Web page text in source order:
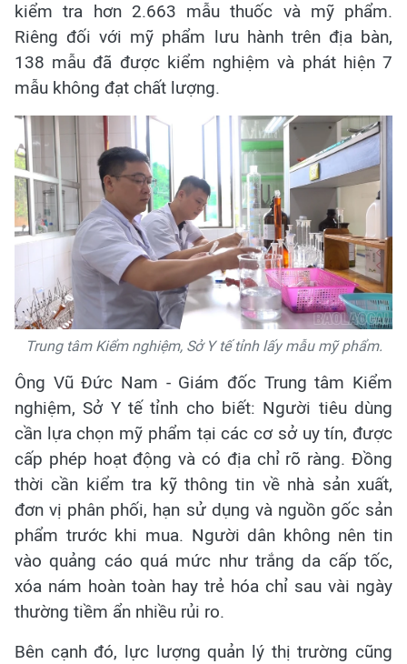
kiểm tra hơn 2.663 mẫu thuốc và mỹ phẩm.
Riêng đối với mỹ phẩm lưu hành trên địa bàn,
138 mẫu đã được kiểm nghiệm và phát hiện 7
mẫu không đạt chất lượng.
Trung tâm Kiểm nghiệm, Sở Y tế tỉnh lấy mẫu mỹ phẩm.
Ông Vũ Đức Nam - Giám đốc Trung tâm Kiểm
nghiệm, Sở Y tế tỉnh cho biết: Người tiêu dùng
cần lựa chọn mỹ phẩm tại các cơ sở uy tín, được
cấp phép hoạt động và có địa chỉ rõ ràng. Đồng
thời cần kiểm tra kỹ thông tin về nhà sản xuất,
đơn vị phân phối, hạn sử dụng và nguồn gốc sản
phẩm trước khi mua. Người dân không nên tin
vào quảng cáo quá mức như trắng da cấp tốc,
xóa nám hoàn toàn hay trẻ hóa chỉ sau vài ngày
thường tiềm ẩn nhiều rủi ro.
Bên cạnh đó, lực lượng quản lý thị trường cũng